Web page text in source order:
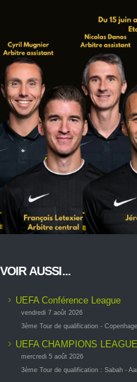
VOIR AUSSI...
UEFA Conférence League
vendredi 7 août 2026
3ème Tour de qualification -
UEFA CHAMPIONS LEAGUE
mercredi 5 août 2026
3ème Tour de qualification : Sabah -